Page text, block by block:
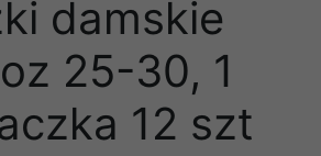
damskie
25-30, 1
12 szt